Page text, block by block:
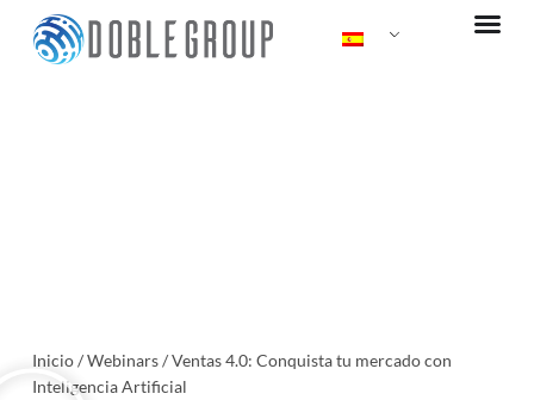
contenido
Inicio/Webinars/Ventas 4.0: Conquista tu mercado con
Inteligencia Artificial